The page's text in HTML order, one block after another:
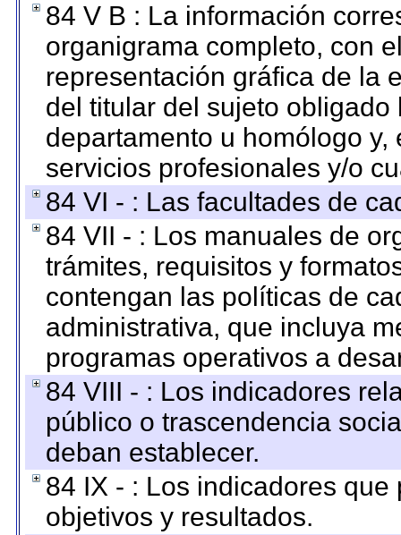
84 V B : La información
organigrama completo, con
representación gráfica de la
del titular del sujeto
departamento u homólogo
servicios profesionales y/o
84 VI - : Las facultades de
84 VII - : Los manuales de
trámites, requisitos y
contengan las políticas de
administrativa, que incluya
programas operativos a
84 VIII - : Los indicadores
público o trascendencia
deban establecer.
84 IX - : Los indicadores
objetivos y resultados.